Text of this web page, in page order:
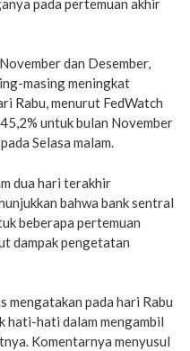
dan Desember,
masing meningkat
Rabu, menurut FedWatch
untuk bulan November
Selasa malam.
dua hari terakhir
bahwa bank sentral
beberapa pertemuan
dampak pengetatan
mengatakan pada hari Rabu
hati-hati dalam mengambil
Komentarnya menyusul